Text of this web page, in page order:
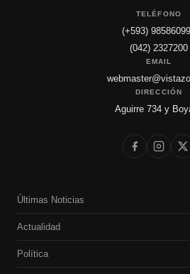
TELÉFONO
(+593)
(042) 2327200
EMAIL
DIRECCIÓN
Aguirre 734 y
Últimas Noticias
Actualidad
Política